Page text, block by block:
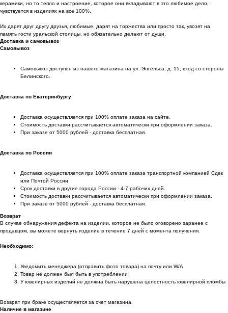
керамики, но то тепло и настроение, которое они вкладывают в это любимое дело,
чувствуется в изделиях на все 100%.
Их дарят друг другу друзья, любимые, дарят на торжества или просто так, увозят на
память гости уральской столицы, но обязательно делают от души.
Доставка и самовывоз
Самовывоз
Самовывоз доступен из нашего магазина на ул. Энгельса, д. 15, вход со стороны
Белинского.
Доставка по Екатеринбургу
Доставка осуществляется при 100% оплате заказа на сайте.
Стоимость доставки рассчитывается автоматически при оформлении заказа.
При заказе от 5000 рублей - доставка бесплатная.
Доставка по России
Доставка осуществляется при 100% оплате заказа транспортной компанией Сдек
или Почтой России.
Срок доставки в другие города России - 4-7 рабочих дней.
Стоимость доставки рассчитывается автоматически при оформлении заказа.
При заказе от 5000 рублей - доставка бесплатная.
Возврат
В случае обнаружения дефекта на изделии, которое не было оговорено заранее с
продавцом, вы можете вернуть изделие в течение 7 дней с момента получения.
Необходимо:
Уведомить менеджера (отправить фото товара) на почту или W/А
Товар не должен был быть в употреблении
У ювелирных изделий не должна быть нарушена целостность ювелирной пломбы
Возврат при браке осуществляется за счет магазина.
Наличие в магазине